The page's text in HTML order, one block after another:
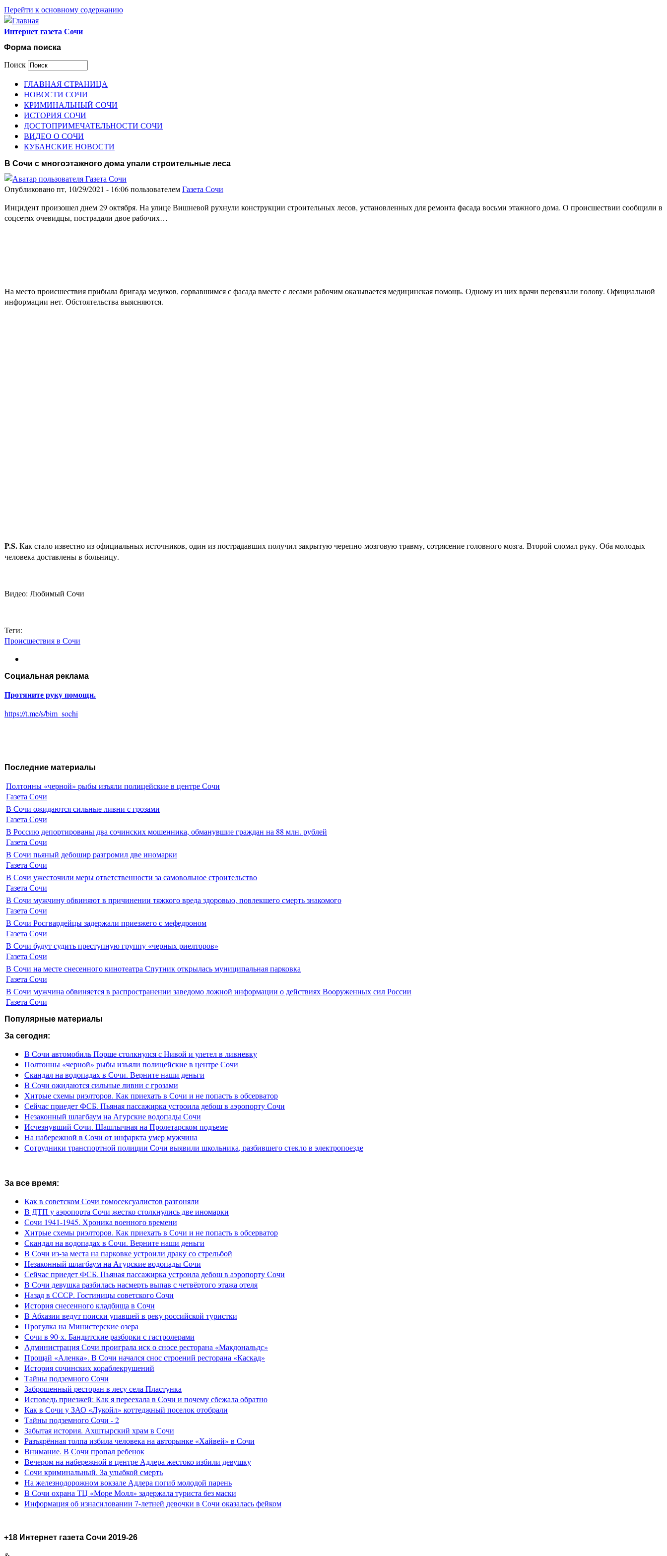
Перейти к основному содержанию
Интернет газета Сочи
Форма поиска
Поиск
ГЛАВНАЯ СТРАНИЦА
НОВОСТИ СОЧИ
КРИМИНАЛЬНЫЙ СОЧИ
ИСТОРИЯ СОЧИ
ДОСТОПРИМЕЧАТЕЛЬНОСТИ СОЧИ
ВИДЕО О СОЧИ
КУБАНСКИЕ НОВОСТИ
В Сочи с многоэтажного дома упали строительные леса
Опубликовано пт, 10/29/2021 - 16:06 пользователемГазета Сочи
Инцидент произошел днем 29 октября. На улице Вишневой рухнули конструкции строительных лесов, установленных для ремонта фасада восьми этажного дома. О происшествии сообщили в
соцсетях очевидцы, пострадали двое рабочих…
На место происшествия прибыла бригада медиков, сорвавшимся с фасада вместе с лесами рабочим оказывается медицинская помощь. Одному из них врачи перевязали голову. Официальной
информации нет. Обстоятельства выясняются.
P.S.Как стало известно из официальных источников, один из пострадавших получил закрытую черепно-мозговую травму, сотрясение головного мозга. Второй сломал руку. Оба молодых
человека доставлены в больницу.
Видео: Любимый Сочи
Теги:
Происшествия в Сочи
Социальная реклама
Протяните руку помощи.
https://t.me/s/bim_sochi
Последние материалы
Полтонны «черной» рыбы изъяли полицейские в центре Сочи
Газета Сочи
В Сочи ожидаются сильные ливни с грозами
Газета Сочи
В Россию депортированы два сочинских мошенника, обманувшие граждан на 88 млн. рублей
Газета Сочи
В Сочи пьяный дебошир разгромил две иномарки
Газета Сочи
В Сочи ужесточили меры ответственности за самовольное строительство
Газета Сочи
В Сочи мужчину обвиняют в причинении тяжкого вреда здоровью, повлекшего смерть знакомого
Газета Сочи
В Сочи Росгвардейцы задержали приезжего с мефедроном
Газета Сочи
В Сочи будут судить преступную группу «черных риелторов»
Газета Сочи
В Сочи на месте снесенного кинотеатра Спутник открылась муниципальная парковка
Газета Сочи
В Сочи мужчина обвиняется в распространении заведомо ложной информации о действиях Вооруженных сил России
Газета Сочи
Популярные материалы
За сегодня:
В Сочи автомобиль Порше столкнулся с Нивой и улетел в ливневку
Полтонны «черной» рыбы изъяли полицейские в центре Сочи
Скандал на водопадах в Сочи. Верните наши деньги
В Сочи ожидаются сильные ливни с грозами
Хитрые схемы риэлторов. Как приехать в Сочи и не попасть в обсерватор
Сейчас приедет ФСБ. Пьяная пассажирка устроила дебош в аэропорту Сочи
Незаконный шлагбаум на Агурские водопады Сочи
Исчезнувший Сочи. Шашлычная на Пролетарском подъеме
На набережной в Сочи от инфаркта умер мужчина
Сотрудники транспортной полиции Сочи выявили школьника, разбившего стекло в электропоезде
За все время:
Как в советском Сочи гомосексуалистов разгоняли
В ДТП у аэропорта Сочи жестко столкнулись две иномарки
Сочи 1941-1945. Хроника военного времени
Хитрые схемы риэлторов. Как приехать в Сочи и не попасть в обсерватор
Скандал на водопадах в Сочи. Верните наши деньги
В Сочи из-за места на парковке устроили драку со стрельбой
Незаконный шлагбаум на Агурские водопады Сочи
Сейчас приедет ФСБ. Пьяная пассажирка устроила дебош в аэропорту Сочи
В Сочи девушка разбилась насмерть выпав с четвёртого этажа отеля
Назад в СССР. Гостиницы советского Сочи
История снесенного кладбища в Сочи
В Абхазии ведут поиски упавшей в реку российской туристки
Прогулка на Министерские озера
Сочи в 90-х. Бандитские разборки с гастролерами
Администрация Сочи проиграла иск о сносе ресторана «Макдональдс»
Прощай «Аленка». В Сочи начался снос строений ресторана «Каскад»
История сочинских кораблекрушений
Тайны подземного Сочи
Заброшенный ресторан в лесу села Пластунка
Исповедь приезжей: Как я переехала в Сочи и почему сбежала обратно
Как в Сочи у ЗАО «Лукойл» коттеджный поселок отобрали
Тайны подземного Сочи - 2
Забытая история. Ахштырский храм в Сочи
Разъярённая толпа избила человека на авторынке «Хайвей» в Сочи
Внимание. В Сочи пропал ребенок
Вечером на набережной в центре Адлера жестоко избили девушку
Сочи криминальный. За улыбкой смерть
На железнодорожном вокзале Адлера погиб молодой парень
В Сочи охрана ТЦ «Море Молл» задержала туриста без маски
Информация об изнасиловании 7-летней девочки в Сочи оказалась фейком
+18 Интернет газета Сочи 2019-26